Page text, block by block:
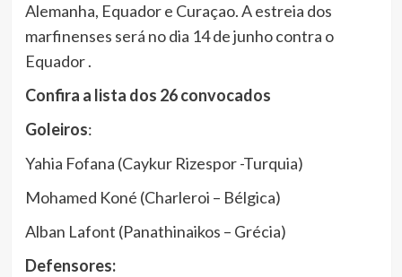
Alemanha, Equador e Curaçao. A estreia dos
marfinenses será no dia 14 de junho contra o
Equador .
Confira a lista dos 26 convocados
Goleiros:
Yahia Fofana (Caykur Rizespor -Turquia)
Mohamed Koné (Charleroi – Bélgica)
Alban Lafont (Panathinaikos – Grécia)
Defensores: